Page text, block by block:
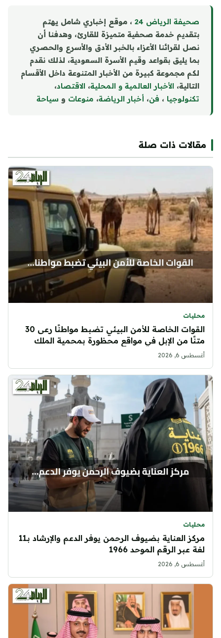
صحيفة الرياض 24
، موقع إخباري شامل يهتم
بتقديم خدمة صحفية متميزة للقارئ، وهدفنا أن
نصل لقرائنا الأعزاء بالخبر الأدق والأسرع والحصري
بما يليق بقواعد وقيم الأسرة السعودية، لذلك نقدم
لكم مجموعة كبيرة من الأخبار المتنوعة داخل الأقسام
التالية، الأخبار العالمية و المحلية، الاقتصاد،
تكنولوجيا ، فن، أخبار الرياضة، منوعات و سياحة
مقالات ذات صلة
محليات
القوات الخاصة للأمن البيئي تضبط مواطنًا رعى 30
متنًا من الإبل في مواقع محظورة بمحمية الملك
عبدالعزيز الملكية
أغسطس 6, 2026
محليات
مركز العناية بضيوف الرحمن يوفر الدعم والإرشاد بـ11
لغة عبر الرقم الموحد 1966
أغسطس 6, 2026